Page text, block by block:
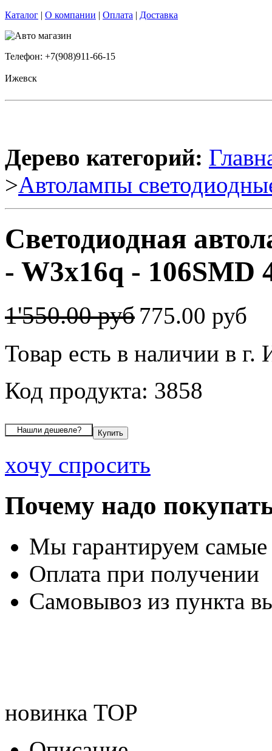
Каталог | О компании | Оплата | Доставка
Телефон: +7(908)911-66-15
Ижевск
Дерево категорий:
>Автолампы
Светодиодная
- W3х16q - 106SMD
1'550.00 руб 775.00 руб
Товар есть в наличии в г.
Код продукта: 3858
хочу спросить
Почему надо
Мы гарантируем
Оплата при получении
Самовывоз из пункта
новинка TOP